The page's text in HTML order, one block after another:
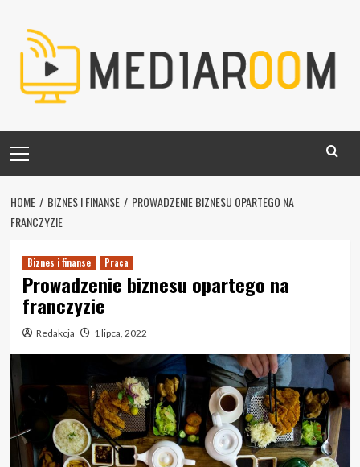
content
Menu
HOME BIZNES I FINANSE
PROWADZENIE BIZNESU OPARTEGO NA
FRANCZYZIE
Biznes i finanse Praca
Prowadzenie biznesu opartego na
franczyzie
Redakcja 1 lipca, 2022